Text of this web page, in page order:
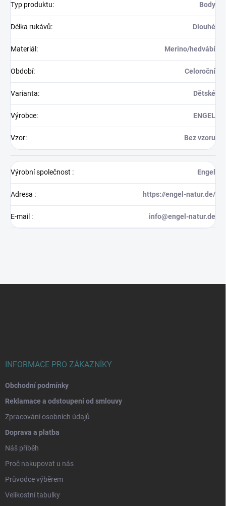
Typ produktu: Body
Délka rukávů: Dlouhé
Materiál : Merino/hedvábí
Období: Celoroční
Varianta: Dětské
Výrobce: ENGEL
Vzor: Bez vzoru
Výrobní společnost : Engel
Adresa : https://engel-natur.de/
E-mail : info@engel-natur.de
INFORMACE PRO ZÁKAZNÍKY
Obchodní podmínky
Reklamace a odstoupení od smlouvy
Zpracování osobních údajů
Doprava a platba
Náš příběh
Proč nakupovat u nás
Průvodce výběrem
Velikostní tabulky